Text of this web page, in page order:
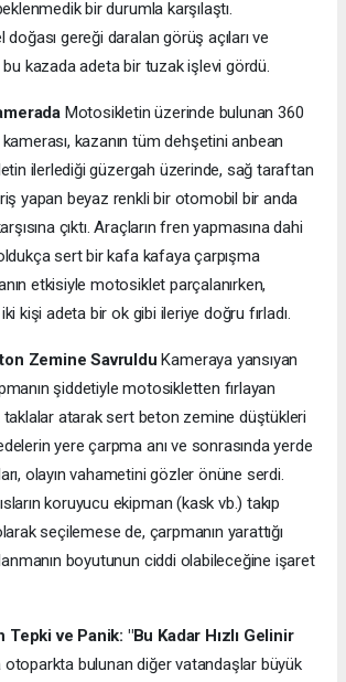
bir durumla karşılaştı.
doğası gereği daralan görüş açıları ve
bu kazada adeta bir tuzak işlevi gördü.
Motosikletin üzerinde bulunan 360
kazanın tüm dehşetini anbean
ilerlediği güzergah üzerinde, sağ taraftan
yapan beyaz renkli bir otomobil bir anda
çıktı. Araçların fren yapmasına dahi
sert bir kafa kafaya çarpışma
etkisiyle motosiklet parçalanırken,
kişi adeta bir ok gibi ileriye doğru fırladı.
Zemine Savruldu Kameraya yansıyan
şiddetiyle motosikletten fırlayan
taklalar atarak sert beton zemine düştükleri
yere çarpma anı ve sonrasında yerde
olayın vahametini gözler önüne serdi.
koruyucu ekipman (kask vb.) takıp
seçilemese de, çarpmanın yarattığı
boyutunun ciddi olabileceğine işaret
ve Panik: "Bu Kadar Hızlı Gelinir
otoparkta bulunan diğer vatandaşlar büyük